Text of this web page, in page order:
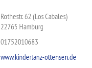
Rothestr. 62 (Los Cabales)
22765 Hamburg
01752010683
www.kindertanz-ottensen.de